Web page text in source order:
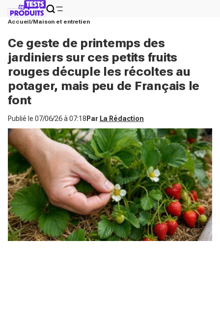
Accueil Maison et entretien
Ce geste de printemps des
jardiniers sur ces petits fruits
rouges décuple les récoltes au
potager, mais peu de Français le
font
Publié le 07/06/26 à 07:18 Par La Rédaction